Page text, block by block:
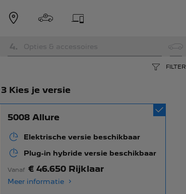
4. Opties & accessoires
FILTER
3 Kies je versie
5008 Allure
Elektrische versie beschikbaar
Plug-in hybride versie beschikbaar
Vanaf € 46.650 Rijklaar
Meer informatie